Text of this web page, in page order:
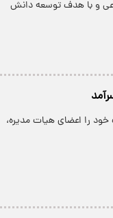
و با هدف توسعه دانش
را اعضای هیات مدیره،